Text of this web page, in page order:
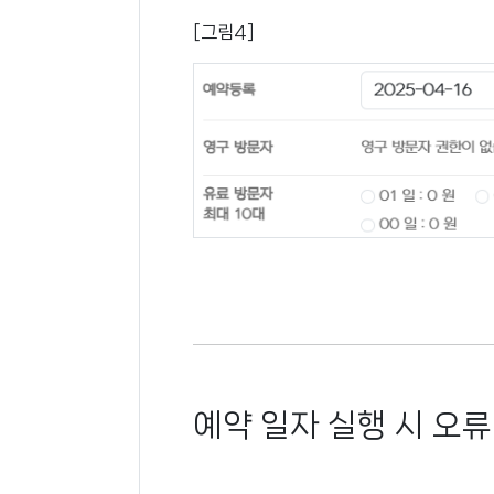
[그림4]
예약 일자 실행 시 오